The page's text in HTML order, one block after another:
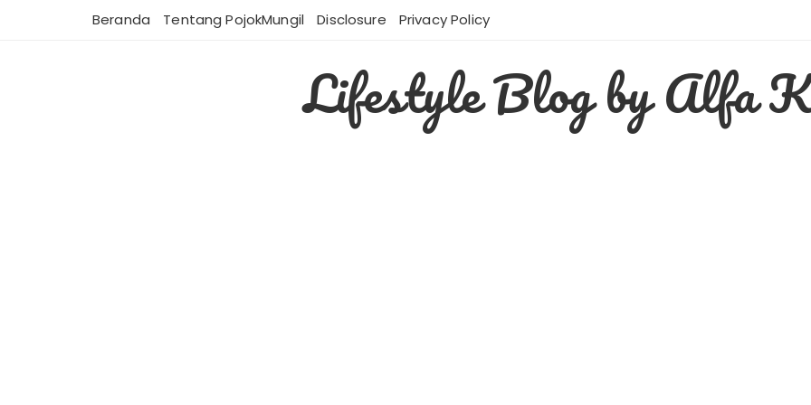
Beranda Tentang PojokMungil Disclosure Privacy Policy
Lifestyle Blog by Alfa